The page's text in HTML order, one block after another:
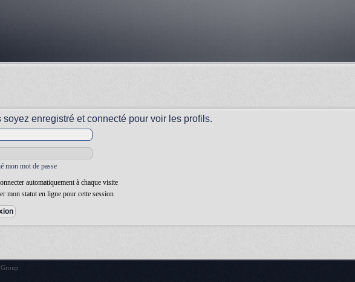
soyez enregistré et connecté pour voir les profils.
mon mot de passe
automatiquement à chaque visite
mon statut en ligne pour cette session